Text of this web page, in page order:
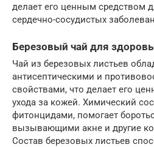
делает его ценным средством
сердечно-сосудистых
Березовый чай для
Чай из березовых листьев
антисептическими и
свойствами, что делает его
ухода за кожей. Химический
фитонцидами, помогает
вызывающими акне и другие
Состав березовых листьев